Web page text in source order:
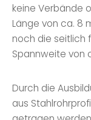
keine Verbände
Länge von ca. 8
noch die seitlich
Spannweite von
Durch die
aus